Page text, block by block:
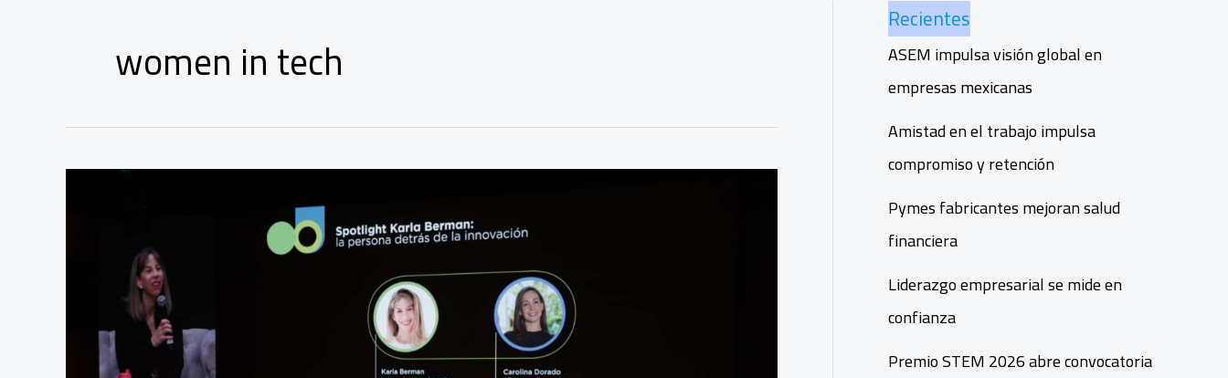
women in tech
Recientes
ASEM impulsa visión global en
empresas mexicanas
Amistad en el trabajo impulsa
compromiso y retención
Pymes fabricantes mejoran salud
financiera
Liderazgo empresarial se mide en
confianza
Premio STEM 2026 abre convocatoria